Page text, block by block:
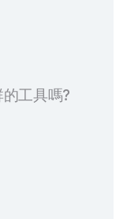
工具嗎?